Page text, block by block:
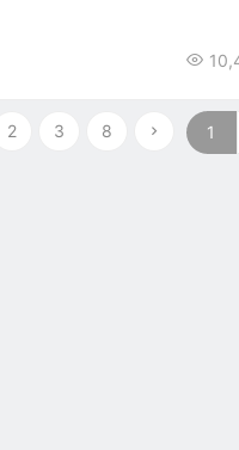
2 3 8